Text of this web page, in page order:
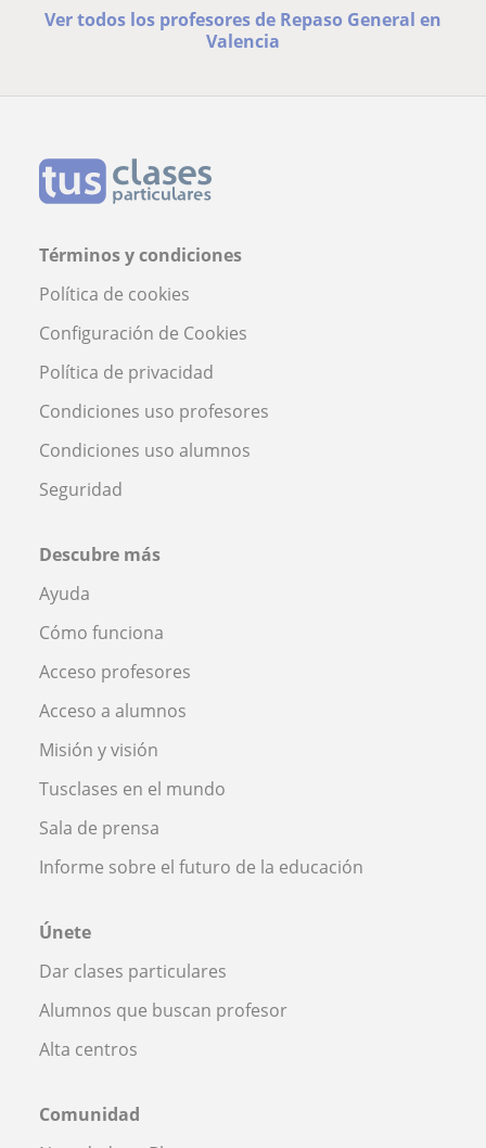
Ver todos los profesores de Repaso General en
Valencia
Términos y condiciones
Política de cookies
Configuración de Cookies
Política de privacidad
Condiciones uso profesores
Condiciones uso alumnos
Seguridad
Descubre más
Ayuda
Cómo funciona
Acceso profesores
Acceso a alumnos
Misión y visión
Tusclases en el mundo
Sala de prensa
Informe sobre el futuro de la educación
Únete
Dar clases particulares
Alumnos que buscan profesor
Alta centros
Comunidad